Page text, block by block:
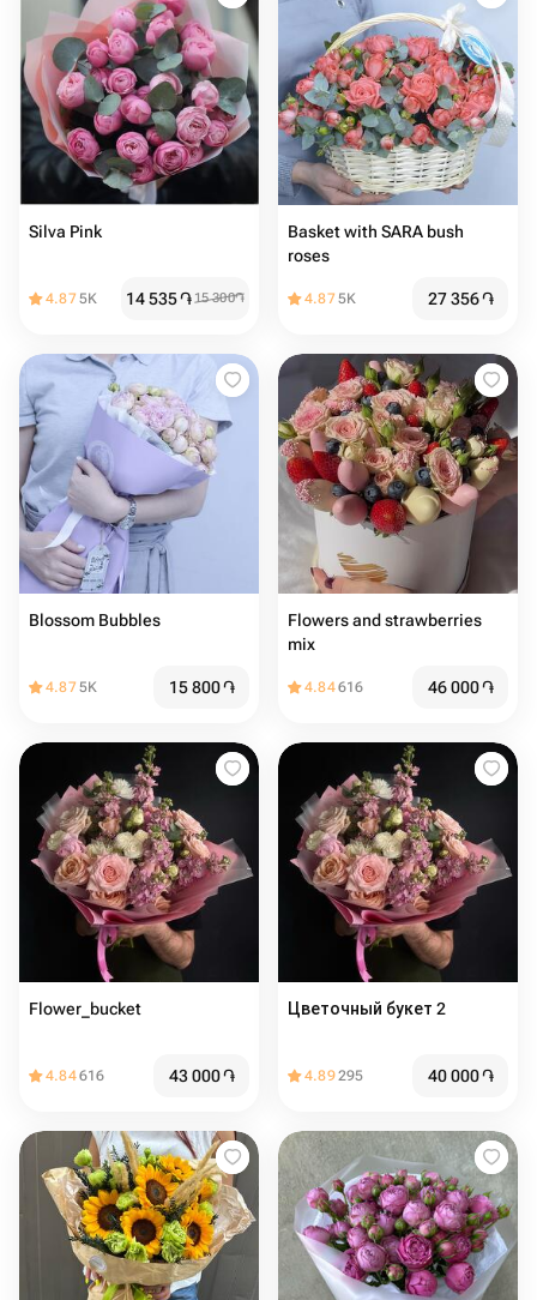
Silva Pink
4.875K 14 535֏15 300֏
Basket with SARA bush
roses
4.875K 27 356֏
Blossom Bubbles
4.875K 15 800֏
Flowers and strawberries
mix
4.84616 46 000֏
Flower_bucket
4.84616 43 000֏
Цветочный букет 2
4.89295 40 000֏